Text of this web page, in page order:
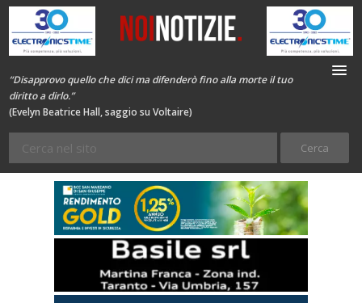
“Disapprovo quello che dici ma difenderò fino alla morte il tuo
diritto a dirlo.”
(Evelyn Beatrice Hall, saggio su Voltaire)